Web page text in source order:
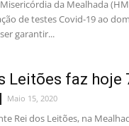
da Mealhada
de testes Covid-19 ao
garantir...
Leitões faz hoje
Maio 15, 2020
Rei dos Leitões, na